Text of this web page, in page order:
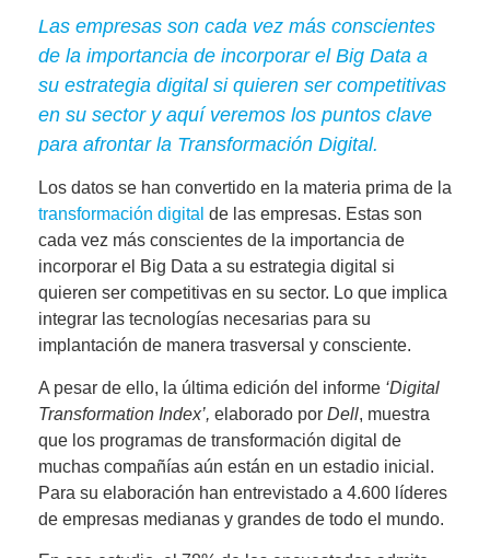
Las empresas son cada vez más conscientes
de la importancia de incorporar el Big Data a
su estrategia digital si quieren ser competitivas
en su sector y aquí veremos los puntos clave
para afrontar la Transformación Digital.
Los datos se han convertido en la materia prima de la
transformación digital de las empresas. Estas son
cada vez más conscientes de la importancia de
incorporar el Big Data a su estrategia digital si
quieren ser competitivas en su sector. Lo que implica
integrar las tecnologías necesarias para su
implantación de manera trasversal y consciente.
A pesar de ello, la última edición del informe ‘Digital
Transformation Index’, elaborado por Dell, muestra
que los programas de transformación digital de
muchas compañías aún están en un estadio inicial.
Para su elaboración han entrevistado a 4.600 líderes
de empresas medianas y grandes de todo el mundo.